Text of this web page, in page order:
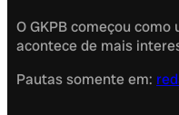
O GKPB começou
acontece de mais
Pautas somente em: